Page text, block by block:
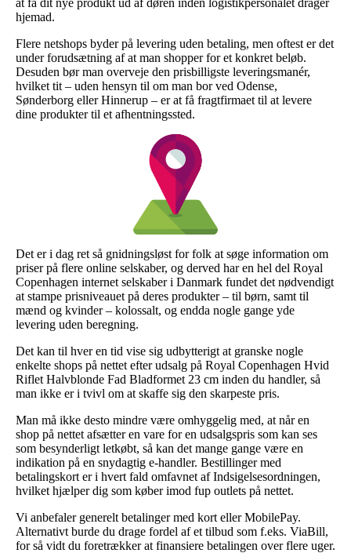
hjemad.
Flere netshops byder på levering uden betaling, men oftest er det
under forudsætning af at man shopper for et konkret beløb.
Desuden bør man overveje den prisbilligste leveringsmanér,
hvilket tit – uden hensyn til om man bor ved Odense,
Sønderborg eller Hinnerup – er at få fragtfirmaet til at levere
dine produkter til et afhentningssted.
Det er i dag ret så gnidningsløst for folk at søge information om
priser på flere online selskaber, og derved har en hel del Royal
Copenhagen internet selskaber i Danmark fundet det nødvendigt
at stampe prisniveauet på deres produkter – til børn, samt til
mænd og kvinder – kolossalt, og endda nogle gange yde
levering uden beregning.
Det kan til hver en tid vise sig udbytterigt at granske nogle
enkelte shops på nettet efter udsalg på Royal Copenhagen Hvid
Riflet Halvblonde Fad Bladformet 23 cm inden du handler, så
man ikke er i tvivl om at skaffe sig den skarpeste pris.
Man må ikke desto mindre være omhyggelig med, at når en
shop på nettet afsætter en vare for en udsalgspris som kan ses
som besynderligt letkøbt, så kan det mange gange være en
indikation på en snydagtig e-handler. Bestillinger med
betalingskort er i hvert fald omfavnet af Indsigelsesordningen,
hvilket hjælper dig som køber imod fup outlets på nettet.
Vi anbefaler generelt betalinger med kort eller MobilePay.
Alternativt burde du drage fordel af et tilbud som f.eks. ViaBill,
for så vidt du foretrækker at finansiere betalingen over flere uger.